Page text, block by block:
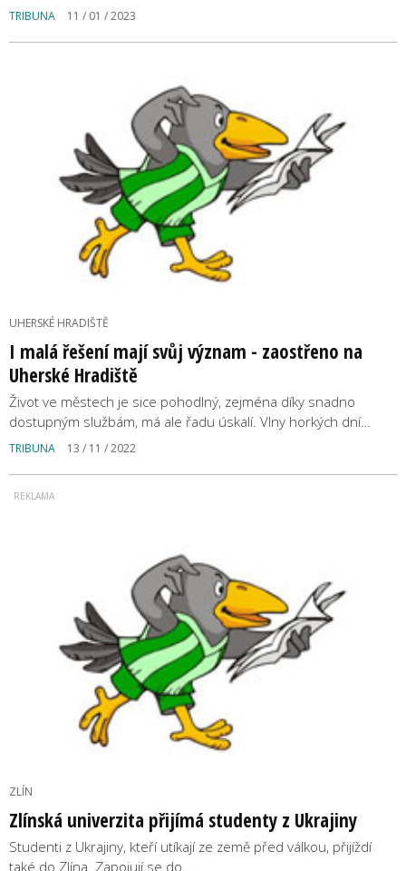
TRIBUNA 11 / 01 / 2023
UHERSKÉ HRADIŠTĚ
I malá řešení mají svůj význam - zaostřeno na
Uherské Hradiště
Život ve městech je sice pohodlný, zejména díky snadno
dostupným službám, má ale řadu úskalí. Vlny horkých dní…
TRIBUNA 13 / 11 / 2022
ZLÍN
Zlínská univerzita přijímá studenty z Ukrajiny
Studenti z Ukrajiny, kteří utíkají ze země před válkou, přijíždí
také do Zlína. Zapojují se do…